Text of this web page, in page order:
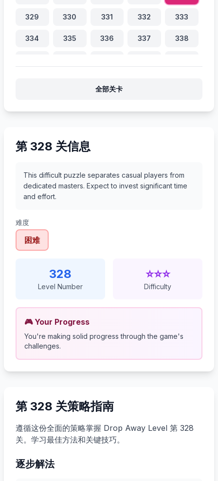
329 330 331 332 333
334 335 336 337 338
全部关卡
第 328 关信息
This difficult puzzle separates casual players from
dedicated masters. Expect to invest significant time
and effort.
难度
困难
328
Level Number
⭐⭐⭐
Difficulty
🎮 Your Progress
You're making solid progress through the game's
challenges.
第 328 关策略指南
遵循这份全面的策略掌握 Drop Away Level 第 328
关。学习最佳方法和关键技巧。
逐步解法